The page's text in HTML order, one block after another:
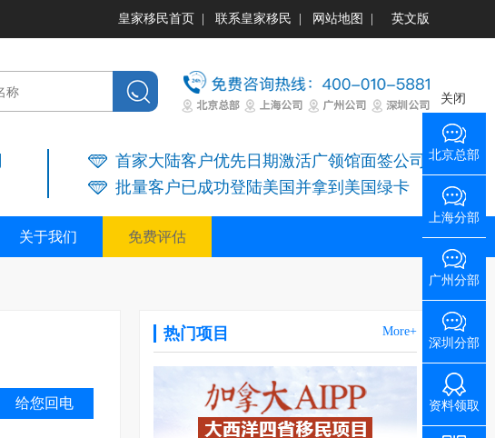
皇家移民首页 联系皇家移民 网站地图 英文版
首家大陆客户优先日期激活广领馆面签公司
批量客户已成功登陆美国并拿到美国绿卡
关于我们 免费评估
热门项目 More+
关闭
北京总部
上海分部
广州分部
深圳分部
资料领取